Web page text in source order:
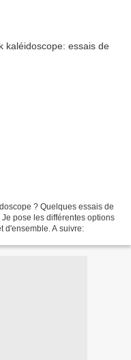
? Quelques essais de
pose les différentes options
d'ensemble. A suivre: